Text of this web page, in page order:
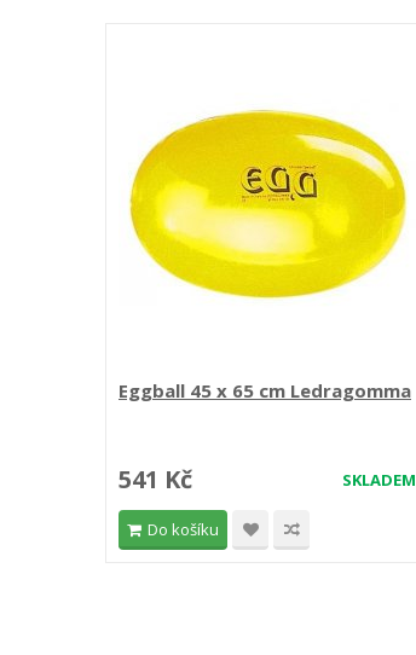
Eggball 45 x 65 cm Ledragomma
SKLADEM
541 Kč
Do košíku